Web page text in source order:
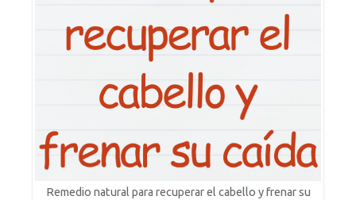
Remedio natural para recuperar el cabello y frenar su